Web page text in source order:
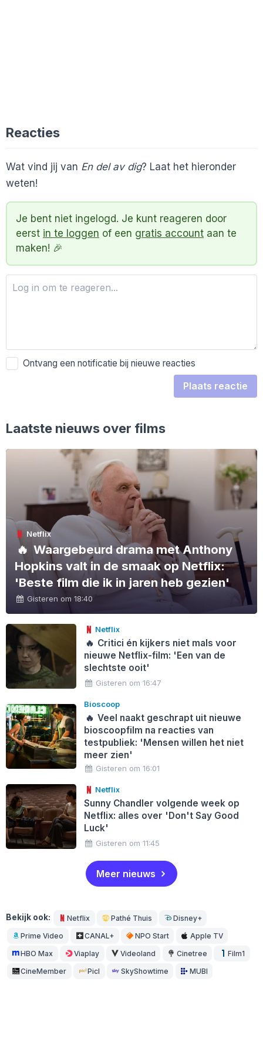
Reacties
Wat vind jij van En del av dig? Laat het hieronder
weten!
Je bent niet ingelogd. Je kunt reageren door
eerst in te loggen of een gratis account aan te
maken! 🎉
Ontvang een notificatie bij nieuwe reacties
Plaats reactie
Laatste nieuws over films
Netflix
🔥 Waargebeurd drama met Anthony
Hopkins valt in de smaak op Netflix:
'Beste film die ik in jaren heb gezien'
Gisteren om 18:40
Netflix
🔥 Critici én kijkers niet mals voor
nieuwe Netflix-film: 'Een van de
slechtste ooit'
Gisteren om 16:47
Bioscoop
🔥 Veel naakt geschrapt uit nieuwe
bioscoopfilm na reacties van
testpubliek: 'Mensen willen het niet
meer zien'
Gisteren om 16:01
Netflix
Sunny Chandler volgende week op
Netflix: alles over 'Don't Say Good
Luck'
Gisteren om 11:45
Meer nieuws
Bekijk ook: Netflix Pathé Thuis Disney+
Prime Video CANAL+ NPO Start Apple TV
HBO Max Viaplay Videoland Cinetree Film1
CineMember Picl SkyShowtime MUBI